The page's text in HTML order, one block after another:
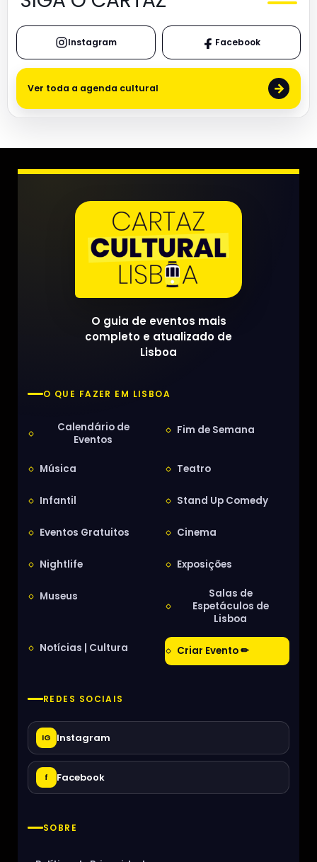
Instagram Facebook
Ver toda a agenda cultural →
O guia de eventos mais
completo e atualizado de
Lisboa
O QUE FAZER EM LISBOA
Calendário de
Eventos
Fim de Semana
Música Teatro
Infantil Stand Up Comedy
Eventos Gratuitos Cinema
Nightlife Exposições
Museus
Salas de
Espetáculos de
Lisboa
Notícias | Cultura Criar Evento ✏
REDES SOCIAIS
IG Instagram
f Facebook
SOBRE